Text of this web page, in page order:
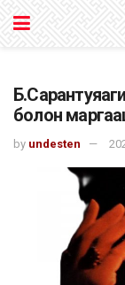
болон
by undesten